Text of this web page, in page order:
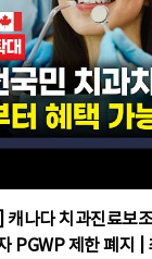
나다 치과진료보조
PGWP 제한 폐지 |